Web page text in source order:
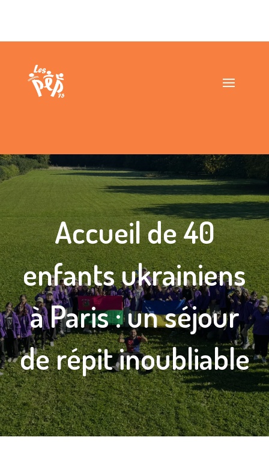
Accueil de 40
enfants ukrainiens
à Paris : un séjour
de répit inoubliable